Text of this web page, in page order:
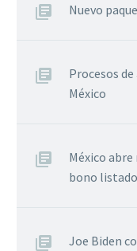
Nuevo
Procesos
México
México
bono
Joe Biden